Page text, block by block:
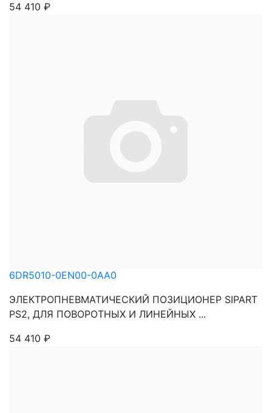
54 410 ₽
6DR5010-0EN00-0AA0
ЭЛЕКТРОПНЕВМАТИЧЕСКИЙ ПОЗИЦИОНЕР SIPART
PS2, ДЛЯ ПОВОРОТНЫХ И ЛИНЕЙНЫХ ...
54 410 ₽